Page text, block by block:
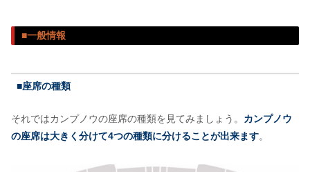
■一般情報
■座席の種類
それではカンプノウの座席の種類を見てみましょう。 カンプノウ
の座席は大きく分けて4つの種類に分けることが出来ます。